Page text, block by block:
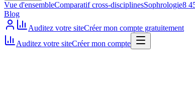
Vue d'ensembleComparatif cross-disciplinesSophrologie8
Blog
Auditez votre siteCréer mon compte gratuitement
Auditez votre siteCréer mon compte